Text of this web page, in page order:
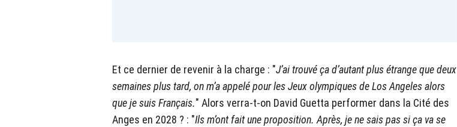
Et ce dernier de revenir à la charge : "J’ai trouvé ça d’autant plus étrange que deux
semaines plus tard, on m’a appelé pour les Jeux olympiques de Los Angeles alors
que je suis Français." Alors verra-t-on David Guetta performer dans la Cité des
Anges en 2028 ? : "Ils m’ont fait une proposition. Après, je ne sais pas si ça va se